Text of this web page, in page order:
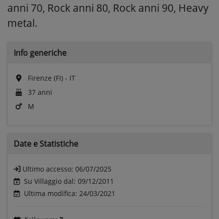
anni 70, Rock anni 80, Rock anni 90, Heavy
metal.
Info generiche
Firenze (FI) - IT
37 anni
M
Date e Statistiche
Ultimo accesso: 06/07/2025
Su Villaggio dal: 09/12/2011
Ultima modifica: 24/03/2021